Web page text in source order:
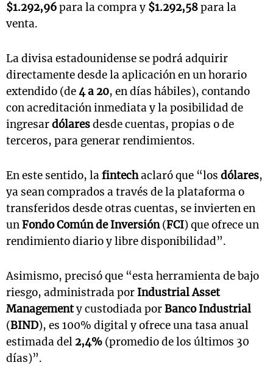
$1.292,96para la compra y $1.292,58para la
venta.
La divisa estadounidense se podrá adquirir
directamente desde la aplicación en un horario
extendido (de4 a 20, en días hábiles), contando
con acreditación inmediata y la posibilidad de
ingresardólaresdesde cuentas, propias o de
terceros, para generar rendimientos.
En este sentido, lafintechaclaró que “los dólares,
ya sean comprados a través de la plataforma o
transferidos desde otras cuentas, se invierten en
unFondo Común de Inversión(FCI) que ofrece un
rendimiento diario y libre disponibilidad”.
Asimismo, precisó que “esta herramienta de bajo
riesgo, administrada por Industrial Asset
Managementy custodiada porBanco Industrial
(BIND), es 100% digital y ofrece una tasa anual
estimada del 2,4% (promedio de los últimos 30
días)”.